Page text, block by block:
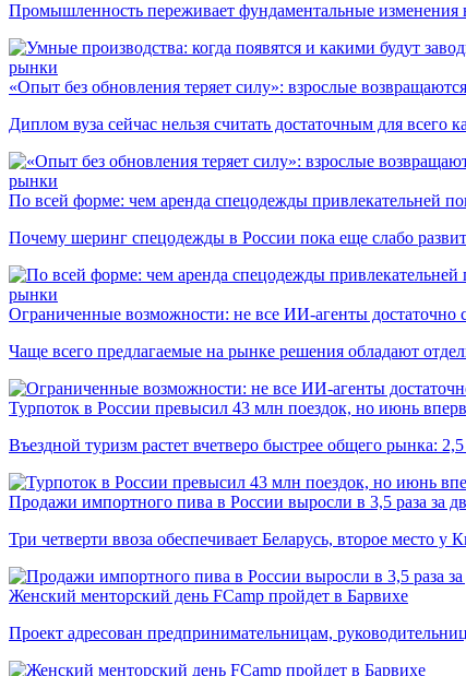
Промышленность переживает фундаментальные изменения
рынки
«Опыт без обновления теряет силу»: взрослые
Диплом вуза сейчас нельзя считать достаточным для всего
рынки
По всей форме: чем аренда спецодежды привлекательней
Почему шеринг спецодежды в России пока еще слабо
рынки
Ограниченные возможности: не все ИИ-агенты достаточно
Чаще всего предлагаемые на рынке решения обладают
Турпоток в России превысил 43 млн поездок, но июнь
Въездной туризм растет вчетверо быстрее общего рынка:
Продажи импортного пива в России выросли в 3,5 раза за
Три четверти ввоза обеспечивает Беларусь, второе место
Женский менторский день FCamp пройдет в Барвихе
Проект адресован предпринимательницам,